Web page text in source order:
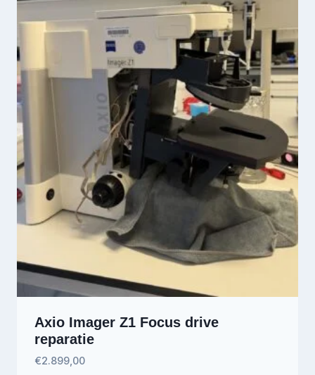
Axio Imager Z1 Focus drive
reparatie
€2.899,00